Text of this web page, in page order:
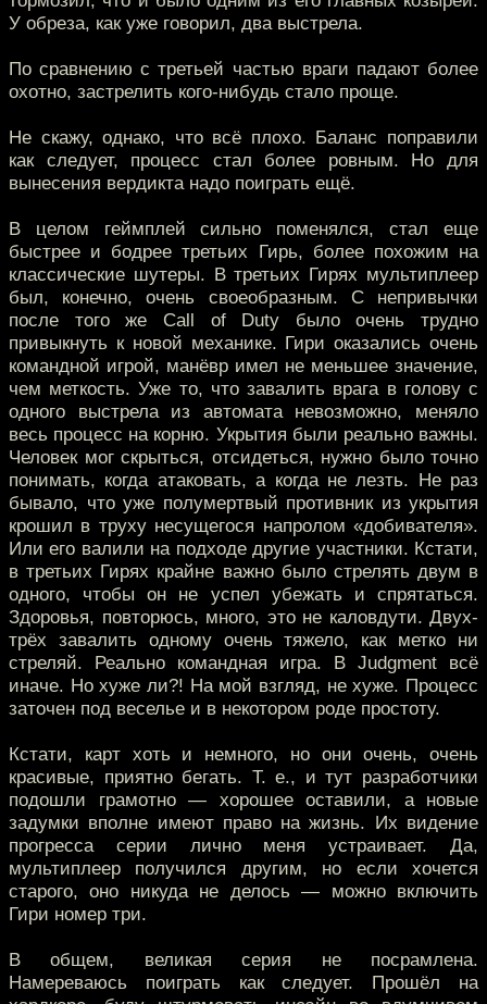
У обреза, как уже говорил, два выстрела.
По сравнению с третьей частью враги падают более
охотно, застрелить кого-нибудь стало проще.
Не скажу, однако, что всё плохо. Баланс поправили
как следует, процесс стал более ровным. Но для
вынесения вердикта надо поиграть ещё.
В целом геймплей сильно поменялся, стал еще
быстрее и бодрее третьих Гирь, более похожим на
классические шутеры. В третьих Гирях мультиплеер
был, конечно, очень своеобразным. С непривычки
после того же Call of Duty было очень трудно
привыкнуть к новой механике. Гири оказались очень
командной игрой, манёвр имел не меньшее значение,
чем меткость. Уже то, что завалить врага в голову с
одного выстрела из автомата невозможно, меняло
весь процесс на корню. Укрытия были реально важны.
Человек мог скрыться, отсидеться, нужно было точно
понимать, когда атаковать, а когда не лезть. Не раз
бывало, что уже полумертвый противник из укрытия
крошил в труху несущегося напролом «добивателя».
Или его валили на подходе другие участники. Кстати,
в третьих Гирях крайне важно было стрелять двум в
одного, чтобы он не успел убежать и спрятаться.
Здоровья, повторюсь, много, это не каловдути. Двух-
трёх завалить одному очень тяжело, как метко ни
стреляй. Реально командная игра. В Judgment всё
иначе. Но хуже ли?! На мой взгляд, не хуже. Процесс
заточен под веселье и в некотором роде простоту.
Кстати, карт хоть и немного, но они очень, очень
красивые, приятно бегать. Т. е., и тут разработчики
подошли грамотно — хорошее оставили, а новые
задумки вполне имеют право на жизнь. Их видение
прогресса серии лично меня устраивает. Да,
мультиплеер получился другим, но если хочется
старого, оно никуда не делось — можно включить
Гири номер три.
В общем, великая серия не посрамлена.
Намереваюсь поиграть как следует. Прошёл на